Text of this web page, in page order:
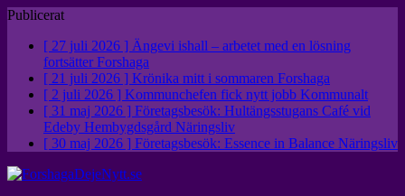
Publicerat
[ 27 juli 2026 ] Ängevi ishall – arbetet med en lösning
fortsätter Forshaga
[ 21 juli 2026 ] Krönika mitt i sommaren Forshaga
[ 2 juli 2026 ] Kommunchefen fick nytt jobb Kommunalt
[ 31 maj 2026 ] Företagsbesök: Hultängsstugans Café vid
Edeby Hembygdsgård Näringsliv
[ 30 maj 2026 ] Företagsbesök: Essence in Balance Näringsliv